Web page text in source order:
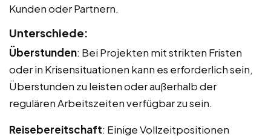
Kunden oder Partnern.
Unterschiede:
Überstunden: Bei Projekten mit strikten Fristen
oder in Krisensituationen kann es erforderlich sein,
Überstunden zu leisten oder außerhalb der
regulären Arbeitszeiten verfügbar zu sein.
Reisebereitschaft: Einige Vollzeitpositionen